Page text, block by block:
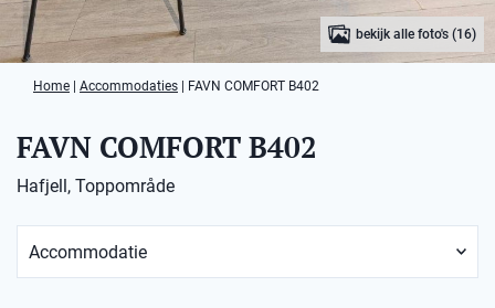
bekijk alle foto's (16)
Home Accommodaties FAVN COMFORT B402
FAVN COMFORT B402
Hafjell, Toppområde